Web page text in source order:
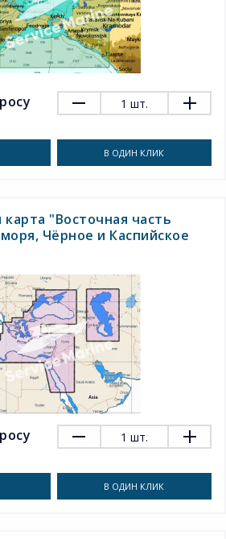
1 шт.
В ОДИН КЛИК
"Восточная часть
Чёрное и Каспийское
1 шт.
В ОДИН КЛИК